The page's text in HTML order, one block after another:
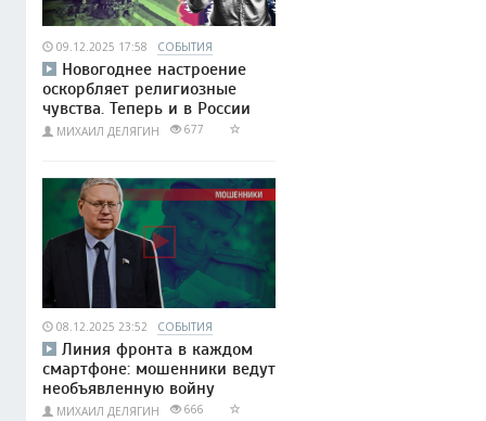
09.12.2025 17:58 СОБЫТИЯ
Новогоднее настроение
оскорбляет религиозные
чувства. Теперь и в России
МИХАИЛ ДЕЛЯГИН 677
08.12.2025 23:52 СОБЫТИЯ
Линия фронта в каждом
смартфоне: мошенники ведут
необъявленную войну
МИХАИЛ ДЕЛЯГИН 666